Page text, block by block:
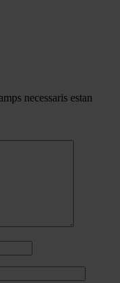
necessaris estan